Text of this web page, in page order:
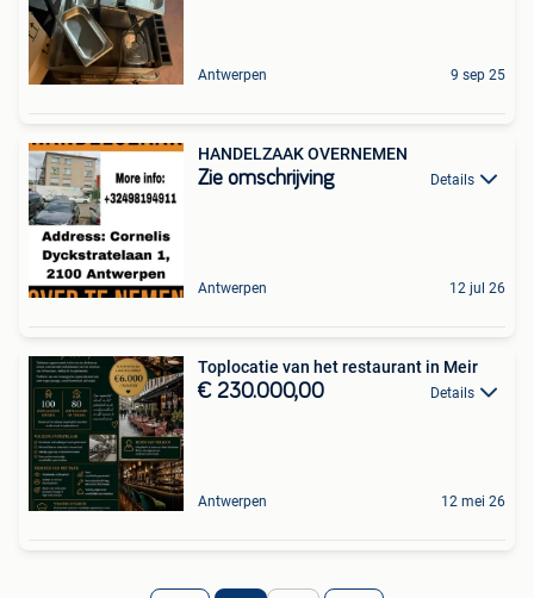
Antwerpen 9 sep 25
HANDELZAAK OVERNEMEN
Zie omschrijving Details
Antwerpen 12 jul 26
Toplocatie van het restaurant in Meir
€ 230.000,00 Details
Antwerpen 12 mei 26